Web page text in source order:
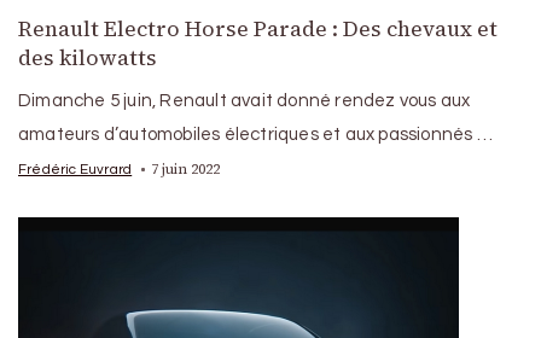
Renault Electro Horse Parade : Des chevaux et
des kilowatts
Dimanche 5 juin, Renault avait donné rendez vous aux
amateurs d’automobiles électriques et aux passionnés …
Frédéric Euvrard 7 juin 2022